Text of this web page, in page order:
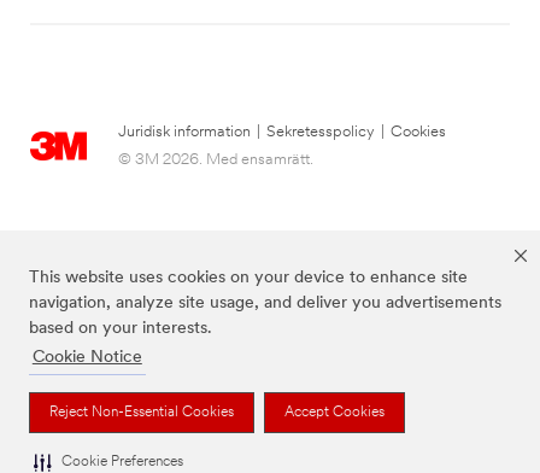
This website uses cookies on your device to enhance site
navigation, analyze site usage, and deliver you advertisements
based on your interests.
Cookie Notice
Reject Non-Essential Cookies Accept Cookies
Cookie Preferences
Juridisk information Sekretesspolicy
Cookies
© 3M 2026. Med ensamrätt.
3M, Post-it® och färgen Canary Yellow™ är varumärken som tillhör 3M.